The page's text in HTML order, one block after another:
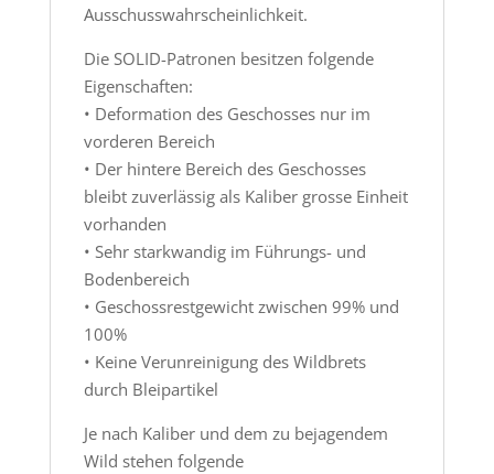
Ausschusswahrscheinlichkeit.
Die SOLID-Patronen besitzen folgende
Eigenschaften:
• Deformation des Geschosses nur im
vorderen Bereich
• Der hintere Bereich des Geschosses
bleibt zuverlässig als Kaliber grosse Einheit
vorhanden
• Sehr starkwandig im Führungs- und
Bodenbereich
• Geschossrestgewicht zwischen 99% und
100%
• Keine Verunreinigung des Wildbrets
durch Bleipartikel
Je nach Kaliber und dem zu bejagendem
Wild stehen folgende